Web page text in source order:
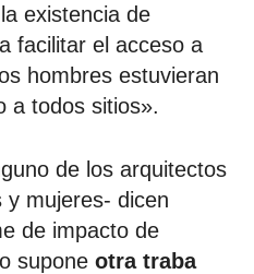
existencia de
facilitar el acceso a
hombres estuvieran
a todos sitios».
de los arquitectos
y mujeres- dicen
de impacto de
supone otra traba